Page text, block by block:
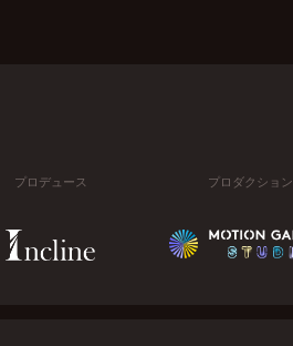
プロデュース プロダクション